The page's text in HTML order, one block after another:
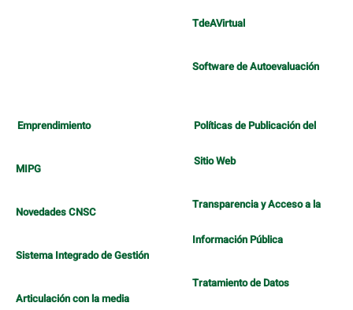
TdeAVirtual
Software de Autoevaluación
Emprendimiento
MIPG
Novedades CNSC
Sistema Integrado de Gestión
Articulación con la media
Políticas de Publicación del
Sitio Web
Transparencia y Acceso a la
Información Pública
Tratamiento de Datos